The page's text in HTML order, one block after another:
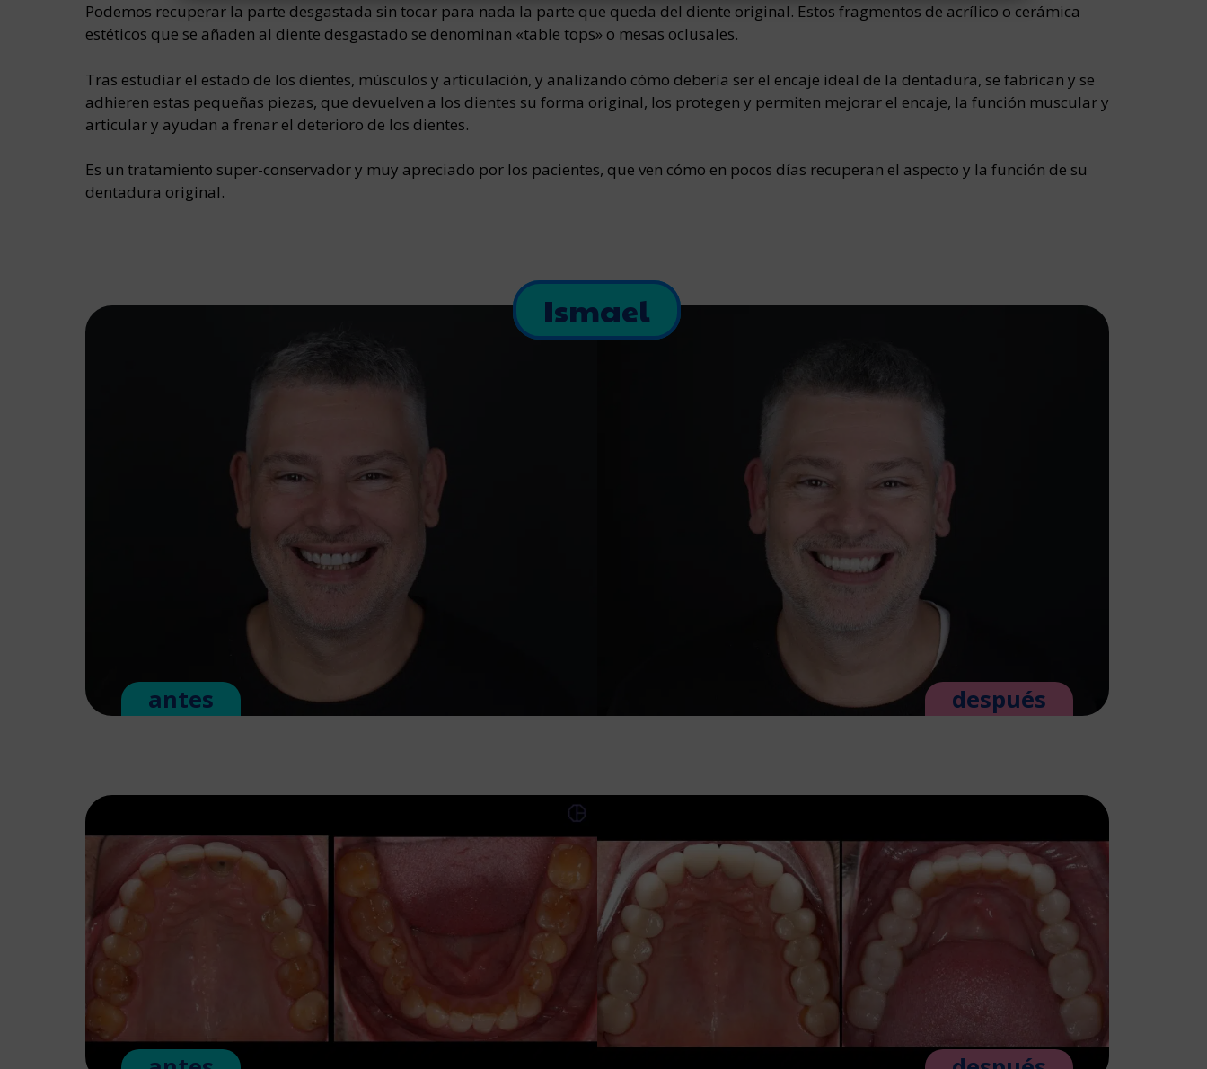
Podemos recuperar la parte desgastada sin tocar para nada la parte que queda del diente original. Estos fragmentos de acrílico o cerámica
estéticos que se añaden al diente desgastado se denominan «table tops» o mesas oclusales.
Tras estudiar el estado de los dientes, músculos y articulación, y analizando cómo debería ser el encaje ideal de la dentadura, se fabrican y se
adhieren estas pequeñas piezas, que devuelven a los dientes su forma original, los protegen y permiten mejorar el encaje, la función muscular y
articular y ayudan a frenar el deterioro de los dientes.
Es un tratamiento super-conservador y muy apreciado por los pacientes, que ven cómo en pocos días recuperan el aspecto y la función de su
dentadura original.
Ismael
antes después